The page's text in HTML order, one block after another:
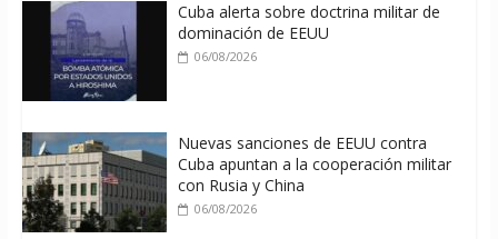
Cuba alerta sobre doctrina militar de
dominación de EEUU
06/08/2026
Nuevas sanciones de EEUU contra
Cuba apuntan a la cooperación militar
con Rusia y China
06/08/2026